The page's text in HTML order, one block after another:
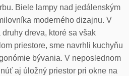
Biele lampy nad jedálenským
moderného dizajnu. V
dreva, ktoré sa však
priestore, sme navrhli kuchyňu
bývania. V neposlednom
aj úložný priestor pri okne na